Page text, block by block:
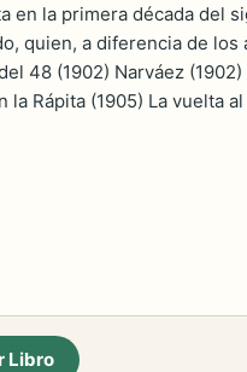
en la primera década del
quien, a diferencia de
48 (1902) Narváez
Rápita (1905) La vuelta
Libro